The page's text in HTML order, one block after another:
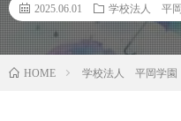
2025.06.01 学校法人 平
HOME 学校法人 平岡学園